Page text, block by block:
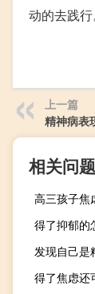
动的去践行
上一篇
精神病表
相关问题
高三孩子焦
得了抑郁的
发现自己是
得了焦虑还